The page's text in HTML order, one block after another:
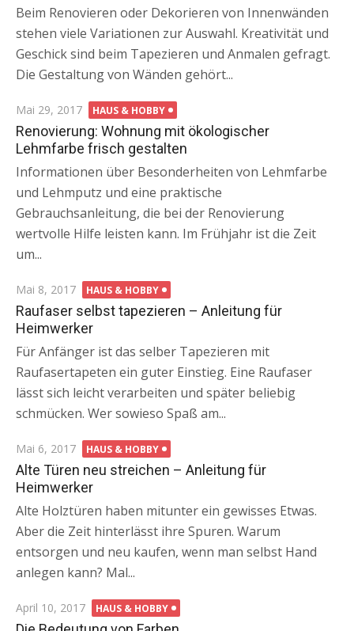
Beim Renovieren oder Dekorieren von Innenwänden
stehen viele Variationen zur Auswahl. Kreativität und
Geschick sind beim Tapezieren und Anmalen gefragt.
Die Gestaltung von Wänden gehört...
Posted
on
Mai 29, 2017 HAUS & HOBBY
Renovierung: Wohnung mit ökologischer
Lehmfarbe frisch gestalten
Informationen über Besonderheiten von Lehmfarbe
und Lehmputz und eine praktische
Gebrauchsanleitung, die bei der Renovierung
wertvolle Hilfe leisten kann. Im Frühjahr ist die Zeit
um...
Posted
on
Mai 8, 2017 HAUS & HOBBY
Raufaser selbst tapezieren – Anleitung für
Heimwerker
Für Anfänger ist das selber Tapezieren mit
Raufasertapeten ein guter Einstieg. Eine Raufaser
lässt sich leicht verarbeiten und später beliebig
schmücken. Wer sowieso Spaß am...
Posted
on
Mai 6, 2017 HAUS & HOBBY
Alte Türen neu streichen – Anleitung für
Heimwerker
Alte Holztüren haben mitunter ein gewisses Etwas.
Aber die Zeit hinterlässt ihre Spuren. Warum
entsorgen und neu kaufen, wenn man selbst Hand
anlegen kann? Mal...
Posted
on
April 10, 2017 HAUS & HOBBY